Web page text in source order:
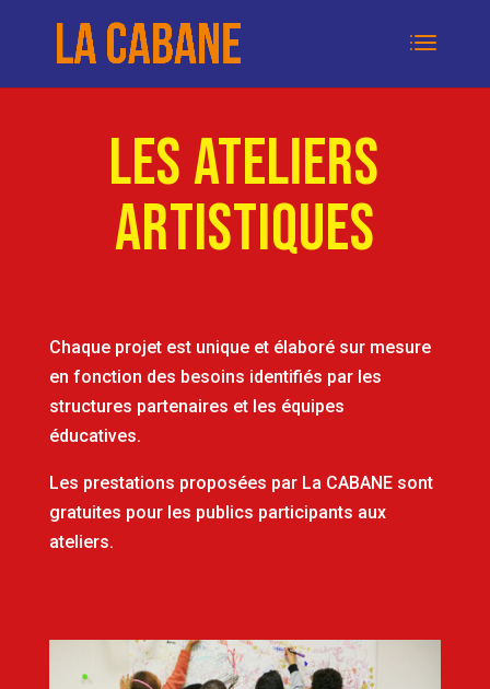
LES ATELIERS
aRTISTIQUES
Chaque projet est unique et élaboré sur mesure
en fonction des besoins identifiés par les
structures partenaires et les équipes
éducatives.
Les prestations proposées par La CABANE sont
gratuites pour les publics participants aux
ateliers.